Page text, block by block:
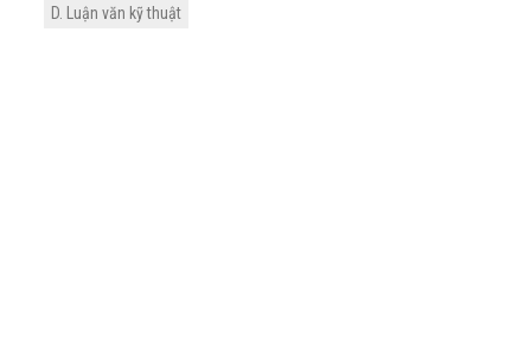
D. Luận văn kỹ thuật